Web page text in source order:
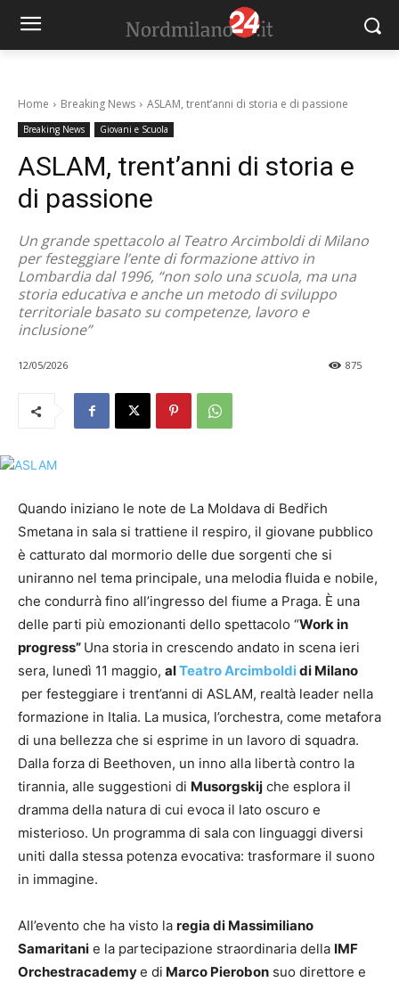
Home Breaking News ASLAM, trent’anni di storia e di passione
Breaking News Giovani e Scuola
ASLAM, trent’anni di storia e
di passione
Un grande spettacolo al Teatro Arcimboldi di Milano
per festeggiare l’ente di formazione attivo in
Lombardia dal 1996, “non solo una scuola, ma una
storia educativa e anche un metodo di sviluppo
territoriale basato su competenze, lavoro e
inclusione”
12/05/2026 875
Quando iniziano le note de La Moldava di Bedřich
Smetana in sala si trattiene il respiro, il giovane pubblico
è catturato dal mormorio delle due sorgenti che si
uniranno nel tema principale, una melodia fluida e nobile,
che condurrà fino all’ingresso del fiume a Praga. È una
delle parti più emozionanti dello spettacolo “Work in
progress” Una storia in crescendo andato in scena ieri
sera, lunedì 11 maggio, alTeatro Arcimboldidi Milano
per festeggiare i trent’anni di ASLAM, realtà leader nella
formazione in Italia. La musica, l’orchestra, come metafora
di una bellezza che si esprime in un lavoro di squadra.
Dalla forza di Beethoven, un inno alla libertà contro la
tirannia, alle suggestioni di Musorgskij che esplora il
dramma della natura di cui evoca il lato oscuro e
misterioso. Un programma di sala con linguaggi diversi
uniti dalla stessa potenza evocativa: trasformare il suono
in immagine.
All’evento che ha visto la regia di Massimiliano
Samaritani e la partecipazione straordinaria della IMF
Orchestracademye di Marco Pierobon suo direttore e